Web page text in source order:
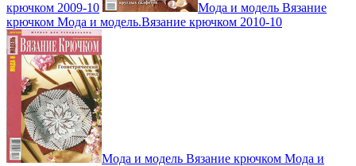
крючком 2009-10
Мода и модель Вязание
крючком Мода и модель.Вязание крючком 2010-10
Мода и модель Вязание крючком Мода и